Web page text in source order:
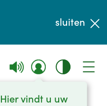
sluiten
Hier vindt u uw